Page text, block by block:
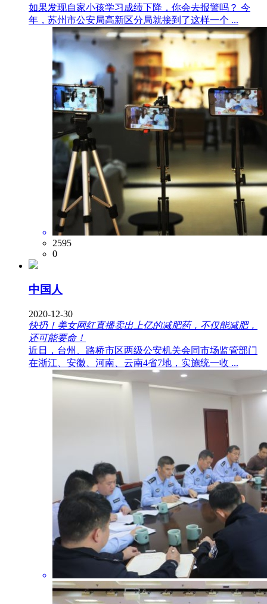
如果发现自家小孩学习成绩下降，你会去报警吗？ 今
年，苏州市公安局高新区分局就接到了这样一个 ...
2595
0
中国人
2020-12-30
快扔！美女网红直播卖出上亿的减肥药，不仅能减肥，
还可能要命！
近日，台州、路桥市区两级公安机关会同市场监管部门
在浙江、安徽、河南、云南4省7地，实施统一收 ...